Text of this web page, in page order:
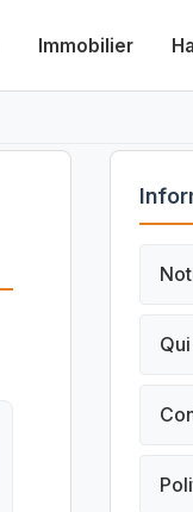
Immobilier